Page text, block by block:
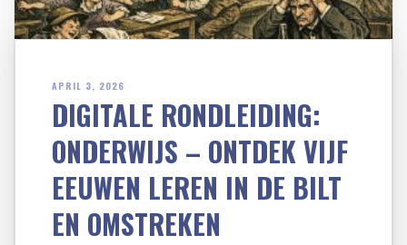
APRIL 3, 2026
DIGITALE RONDLEIDING:
ONDERWIJS – ONTDEK VIJF
EEUWEN LEREN IN DE BILT
EN OMSTREKEN